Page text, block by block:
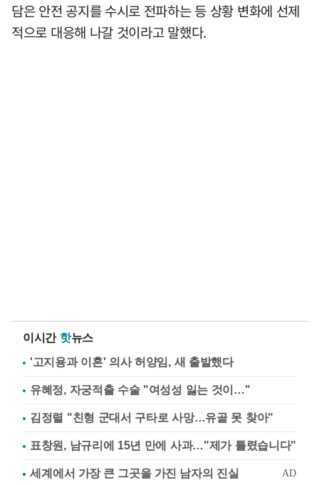
담은 안전 공지를 수시로 전파하는 등 상황 변화에 선제
적으로 대응해 나갈 것이라고 말했다.
이시간 핫뉴스
'고지용과 이혼' 의사 허양임, 새 출발했다
유혜정, 자궁적출 수술 "여성성 잃는 것이…"
김정렬 "친형 군대서 구타로 사망…유골 못 찾아"
표창원, 남규리에 15년 만에 사과…"제가 틀렸습니다"